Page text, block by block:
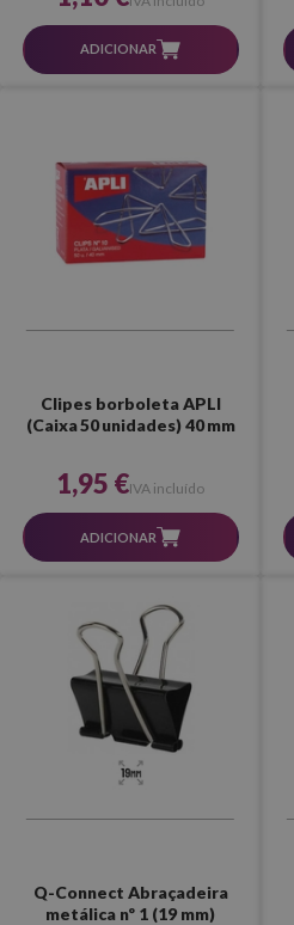
ADICIONAR
Clipes borboleta APLI
(Caixa 50 unidades) 40 mm
1,95 €IVA incluído
ADICIONAR
Q-Connect Abraçadeira
metálica nº 1 (19 mm)